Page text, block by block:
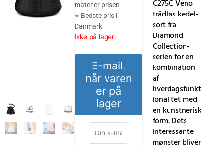
matcher prisen
⭐ Bedste pris i
Danmark
Ikke på lager
E-mail,
når varen
er på
lager
C275C Veno
trådløs kedel-
sort fra
Diamond
Collection-
serien for en
kombination
af
hverdagsfunkt
ionalitet med
en kunstnerisk
form. Dets
interessante
mønster bliver